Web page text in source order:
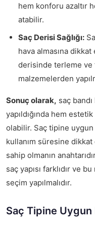
hem konforu azaltır
atabilir.
Saç Derisi Sağlığı:
hava almasına
derisinde terleme ve
malzemelerden
Sonuç olarak, saç
yapıldığında hem
olabilir. Saç tipine
kullanım süresine dikkat
sahip olmanın
saç yapısı farklıdır ve
seçim yapılmalıdır.
Saç Tipine Uygun